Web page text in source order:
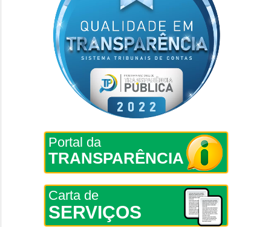
Portal da
TRANSPARÊNCIA
Carta de
SERVIÇOS